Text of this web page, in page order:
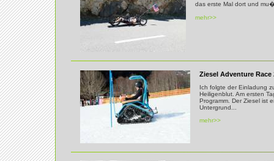
das erste Mal dort und
mehr>>
Ziesel Adventure Race
Ich folgte der Einladung
Heiligenblut. Am ersten
Programm. Der Ziesel ist
Untergrund...
mehr>>